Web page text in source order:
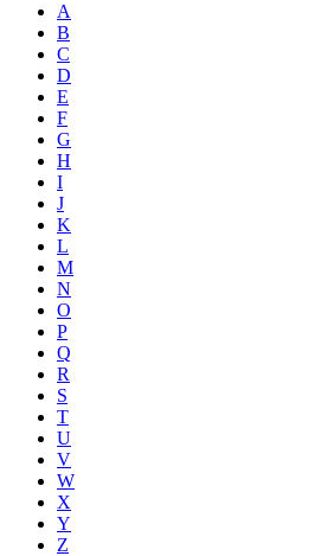
A
B
C
D
E
F
G
H
I
J
K
L
M
N
O
P
Q
R
S
T
U
V
W
X
Y
Z